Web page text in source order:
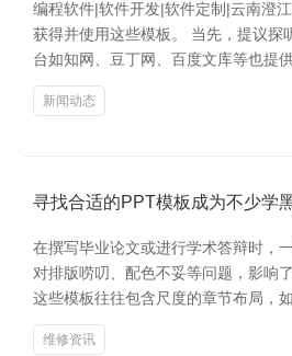
编程软件|软件开发|软件定制|云南澄
获得并使用这些模板。 当先，提议探
台如知网、豆丁网、百度文库等也提
新闻动态
寻找合适的PPT模板成为不少学
在撰写毕业论文或进行学术答辩时，
对排版唠叨、配色不妥等问题，影响
这些模板往往包含尺度的章节布局，
维修资讯